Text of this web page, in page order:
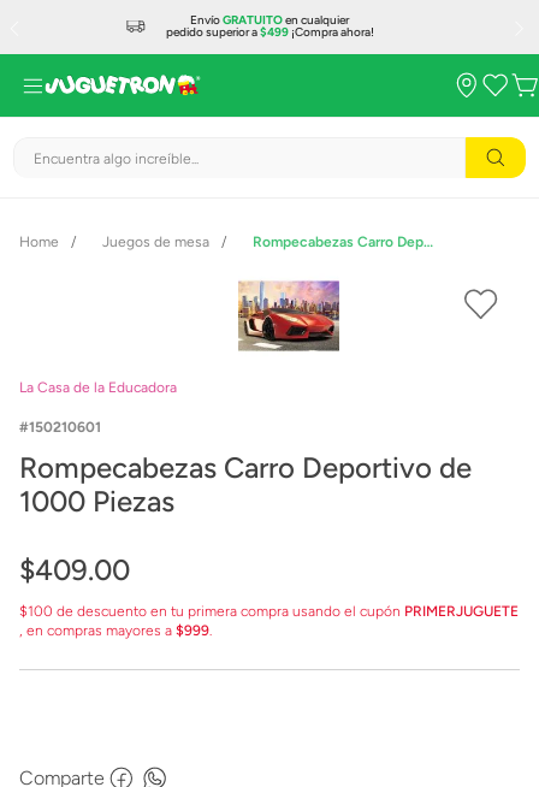
EnvíoGRATUITOen cualquier
pedido superior a$499¡Compra ahora!
Encuentra algo increíble...
Juegos de mesa Rompecabezas Carro Deportivo de 1000 Piezas
La Casa de la Educadora
150210601
Rompecabezas Carro Deportivo de
1000 Piezas
$409.00
$100 de descuento en tu primera compra usando el cupón PRIMERJUGUETE
, en compras mayores a $999.
Comparte